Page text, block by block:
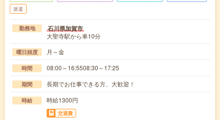
派遣
勤務地 石川県加賀市
大聖寺駅から車10分
曜日頻度 月～金
時間 08:00～16:5508:30～17:25
期間 長期でお仕事できる方、大歓迎！
時給 時給1300円
交通費